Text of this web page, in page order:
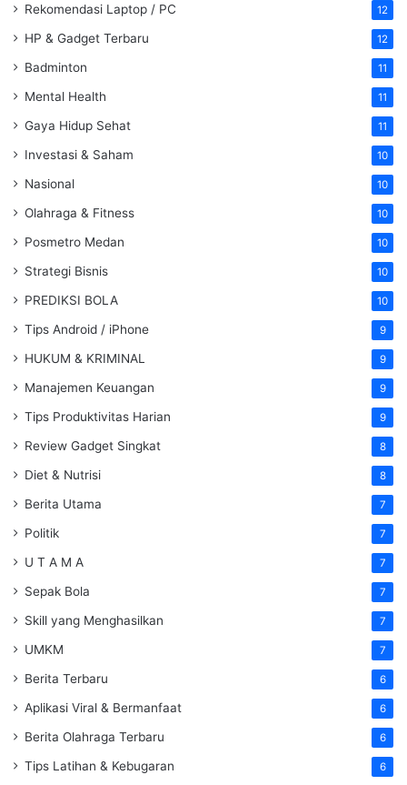
Rekomendasi Laptop / PC 12
HP & Gadget Terbaru 12
Badminton 11
Mental Health 11
Gaya Hidup Sehat 11
Investasi & Saham 10
Nasional 10
Olahraga & Fitness 10
Posmetro Medan 10
Strategi Bisnis 10
PREDIKSI BOLA 10
Tips Android / iPhone 9
HUKUM & KRIMINAL 9
Manajemen Keuangan 9
Tips Produktivitas Harian 9
Review Gadget Singkat 8
Diet & Nutrisi 8
Berita Utama 7
Politik 7
U T A M A 7
Sepak Bola 7
Skill yang Menghasilkan 7
UMKM 7
Berita Terbaru 6
Aplikasi Viral & Bermanfaat 6
Berita Olahraga Terbaru 6
Tips Latihan & Kebugaran 6